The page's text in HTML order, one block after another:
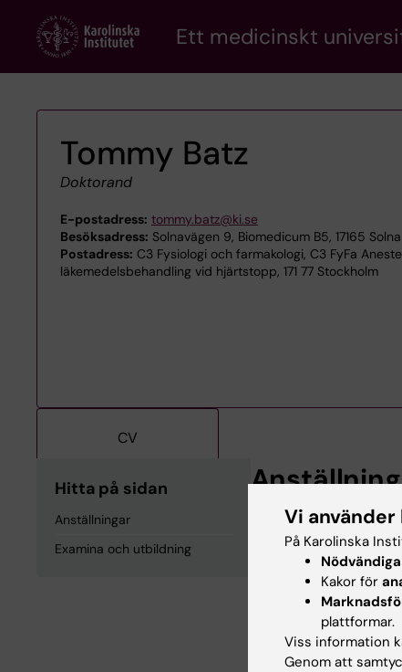
content
Ett medicinskt
Tommy Batz
Doktorand
E-postadress: tommy.batz@ki.se
Besöksadress: Solnavägen 9, Biomedicum B5, 17165 Solna
Postadress: C3 Fysiologi och farmakologi, C3 FyFa
läkemedelsbehandling vid hjärtstopp, 171 77 Stockholm
CV
Hitta på sidan
Anställningar
Examina och utbildning
Doktorand,
Examina
Vi
På Karolinska
Nödvändiga
Kakor för
plattformar.
Viss information
Genom att